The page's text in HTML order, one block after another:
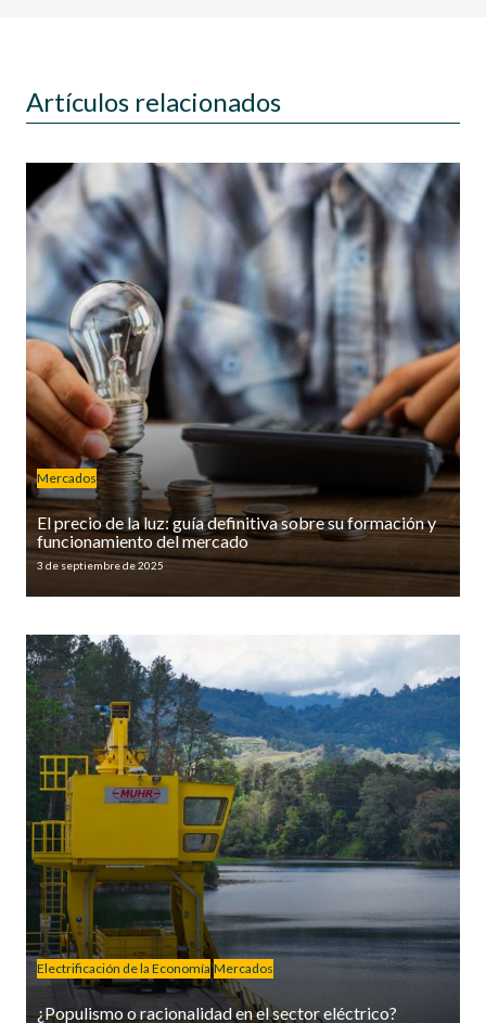
Artículos relacionados
Mercados
El precio de la luz: guía definitiva sobre su formación y
funcionamiento del mercado
3 de septiembre de 2025
Electrificación de la Economía Mercados
¿Populismo o racionalidad en el sector eléctrico?